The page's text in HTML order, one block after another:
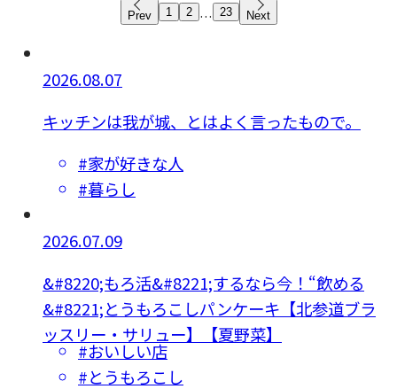
Prev 1 2 ... 23 Next
2026.08.07
キッチンは我が城、とはよく言ったもので。
#家が好きな人
#暮らし
2026.07.09
&#8220;もろ活&#8221;するなら今！“飲める
&#8221;とうもろこしパンケーキ【北参道ブラ
ッスリー・サリュー】【夏野菜】
#おいしい店
#とうもろこし